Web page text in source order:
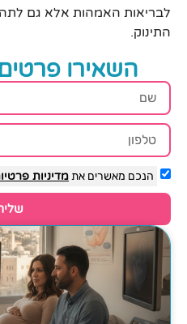
לבריאות האמהות אלא גם
התינוק.
השאירו
הנכם מאשרים אתמדיניות